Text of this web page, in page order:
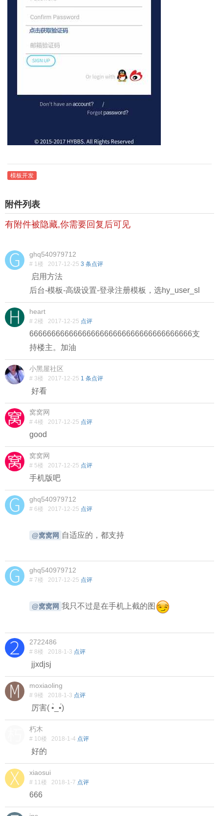
模板开发
附件列表
有附件被隐藏,你需要回复后可见
ghq540979712
# 1楼 2017-12-25 3 条点评
启用方法
后台-模板-高级设置-登录注册模板，选hy_user_sl
heart
# 2楼 2017-12-25 点评
6666666666666666666666666666666666666支
持楼主。加油
小黑屋社区
# 3楼 2017-12-25 1 条点评
好看
窝窝网
# 4楼 2017-12-25 点评
good
窝窝网
# 5楼 2017-12-25 点评
手机版吧
ghq540979712
# 6楼 2017-12-25 点评
@窝窝网 自适应的，都支持
ghq540979712
# 7楼 2017-12-25 点评
@窝窝网 我只不过是在手机上截的图
2722486
# 8楼 2018-1-3 点评
jjxdjsj
moxiaoling
# 9楼 2018-1-3 点评
厉害( •̀_•́)
朽木
# 10楼 2018-1-4 点评
好的
xiaosui
# 11楼 2018-1-7 点评
666